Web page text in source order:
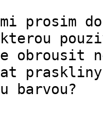
mi prosim
obrousit
barvou?